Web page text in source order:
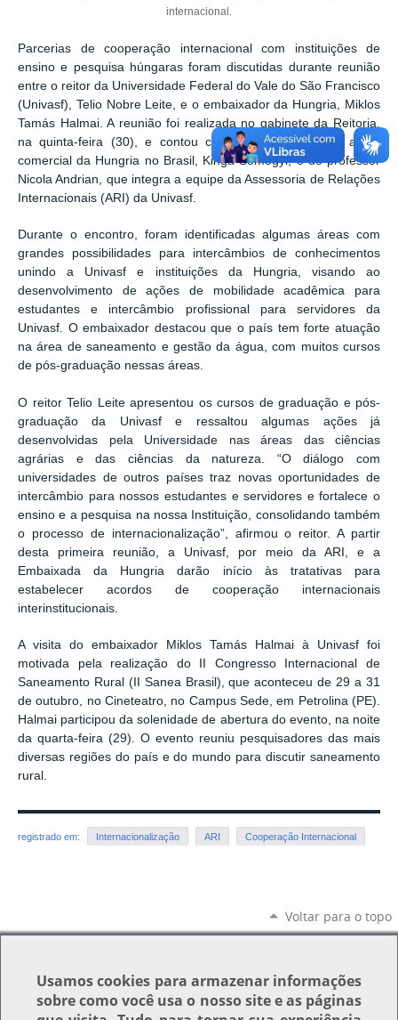
internacional.
Parcerias de cooperação internacional com instituições de
ensino e pesquisa húngaras foram discutidas durante reunião
entre o reitor da Universidade Federal do Vale do São Francisco
(Univasf), Telio Nobre Leite, e o embaixador da Hungria, Miklos
Tamás Halmai. A reunião foi realizada no gabinete da Reitoria,
na quinta-feira (30), e contou com a participação da adida
comercial da Hungria no Brasil, Kinga Somogyi, e do professor
Nicola Andrian, que integra a equipe da Assessoria de Relações
Internacionais (ARI) da Univasf.
Durante o encontro, foram identificadas algumas áreas com
grandes possibilidades para intercâmbios de conhecimentos
unindo a Univasf e instituições da Hungria, visando ao
desenvolvimento de ações de mobilidade acadêmica para
estudantes e intercâmbio profissional para servidores da
Univasf. O embaixador destacou que o país tem forte atuação
na área de saneamento e gestão da água, com muitos cursos
de pós-graduação nessas áreas.
O reitor Telio Leite apresentou os cursos de graduação e pós-
graduação da Univasf e ressaltou algumas ações já
desenvolvidas pela Universidade nas áreas das ciências
agrárias e das ciências da natureza. “O diálogo com
universidades de outros países traz novas oportunidades de
intercâmbio para nossos estudantes e servidores e fortalece o
ensino e a pesquisa na nossa Instituição, consolidando também
o processo de internacionalização”, afirmou o reitor. A partir
desta primeira reunião, a Univasf, por meio da ARI, e a
Embaixada da Hungria darão início às tratativas para
estabelecer acordos de cooperação internacionais
interinstitucionais.
A visita do embaixador Miklos Tamás Halmai à Univasf foi
motivada pela realização do II Congresso Internacional de
Saneamento Rural (II Sanea Brasil), que aconteceu de 29 a 31
de outubro, no Cineteatro, no Campus Sede, em Petrolina (PE).
Halmai participou da solenidade de abertura do evento, na noite
da quarta-feira (29). O evento reuniu pesquisadores das mais
diversas regiões do país e do mundo para discutir saneamento
rural.
registrado em: Internacionalização ARI Cooperação Internacional
Voltar para o topo
Usamoscookies para armazenar informações
sobre como você usa o nosso site e as páginas